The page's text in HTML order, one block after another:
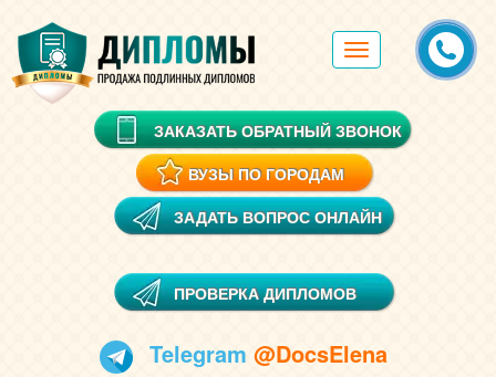
Toggle
navigation
ЗАКАЗАТЬ ОБРАТНЫЙ ЗВОНОК
ВУЗЫ ПО ГОРОДАМ
ЗАДАТЬ ВОПРОС ОНЛАЙН
ПРОВЕРКА ДИПЛОМОВ
Telegram @DocsElena